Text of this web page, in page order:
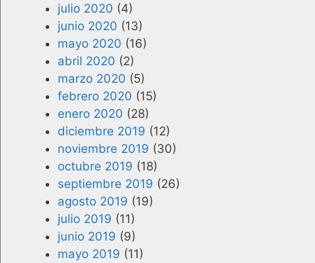
julio 2020 (4)
junio 2020 (13)
mayo 2020 (16)
abril 2020 (2)
marzo 2020 (5)
febrero 2020 (15)
enero 2020 (28)
diciembre 2019 (12)
noviembre 2019 (30)
octubre 2019 (18)
septiembre 2019 (26)
agosto 2019 (19)
julio 2019 (11)
junio 2019 (9)
mayo 2019 (11)